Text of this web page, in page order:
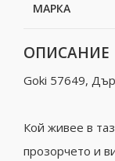
МАРКА
ОПИСАНИЕ
Goki 57649,
Кой живее в
прозорчето и